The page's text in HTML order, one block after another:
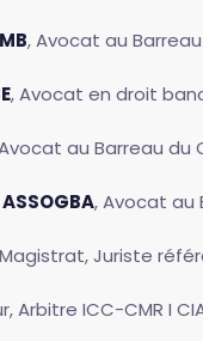
, Avocat au
, Avocat en droit
au Barreau du
, Avocat au
Juriste
Arbitre ICC-CMR I